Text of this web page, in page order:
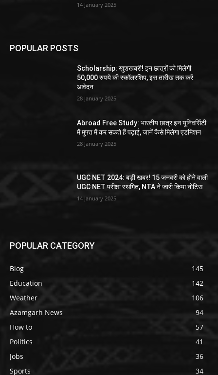
14 January 2025
POPULAR POSTS
Scholarship: खुशखबरी! इन छात्रों को मिलेगी
50,000 रुपये की स्कॉलरशिप, इस तारीख तक करें
आवेदन
28 January 2025
Abroad Free Study: भारतीय छात्र इन यूनिवर्सिटी
में मुफ्त में कर सकते हैं पढ़ाई, जानें कैसे मिलेगा एडमिशन
28 January 2025
UGC NET 2024: बड़ी खबर! 15 जनवरी को होने वाली
UGC NET परीक्षा स्थगित, NTA ने जारी किया नोटिस
14 January 2025
POPULAR CATEGORY
Blog
145
Education
142
Weather
106
Azamgarh News
94
How to
57
Politics
41
Jobs
36
Sports
34